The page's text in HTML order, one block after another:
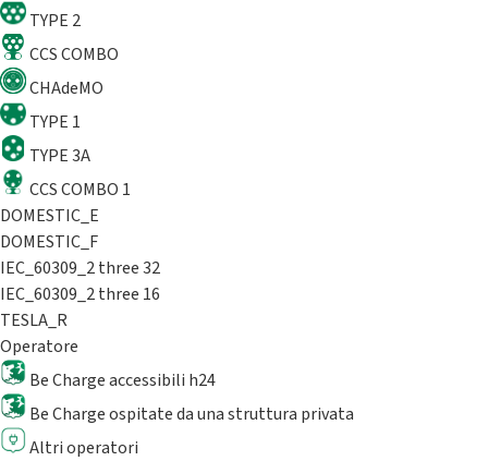
TYPE 2
CCS COMBO
CHAdeMO
TYPE 1
TYPE 3A
CCS COMBO 1
DOMESTIC_E
DOMESTIC_F
IEC_60309_2 three 32
IEC_60309_2 three 16
TESLA_R
Operatore
Be Charge accessibili h24
Be Charge ospitate da una struttura privata
Altri operatori